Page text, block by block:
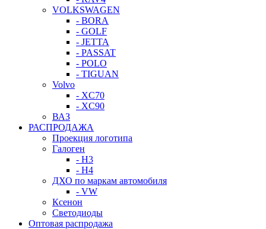
VOLKSWAGEN
- BORA
- GOLF
- JETTA
- PASSAT
- POLO
- TIGUAN
Volvo
- XC70
- XC90
ВАЗ
РАСПРОДАЖА
Проекция логотипа
Галоген
- H3
- H4
ДХО по маркам автомобиля
- VW
Ксенон
Светодиоды
Оптовая распродажа